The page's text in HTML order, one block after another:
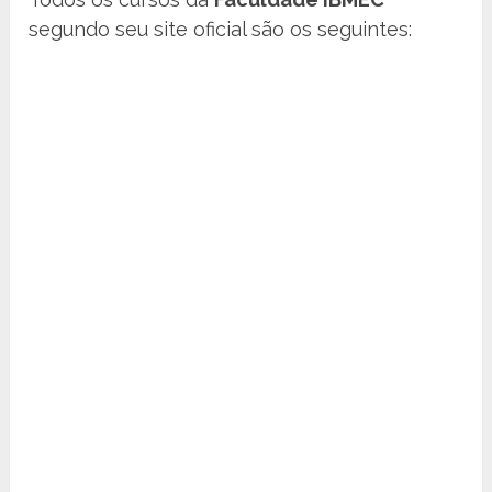
segundo seu site oficial são os seguintes: